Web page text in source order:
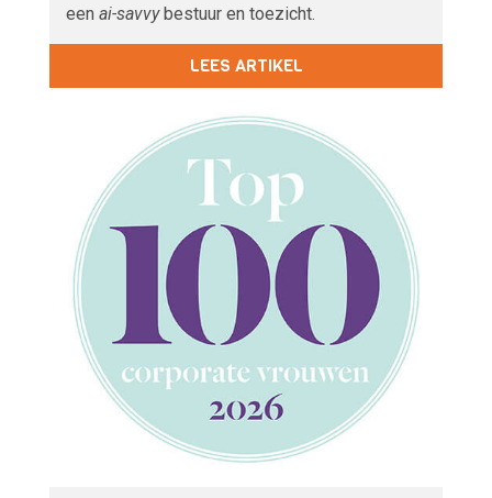
een ai-savvybestuur en toezicht.
LEES ARTIKEL